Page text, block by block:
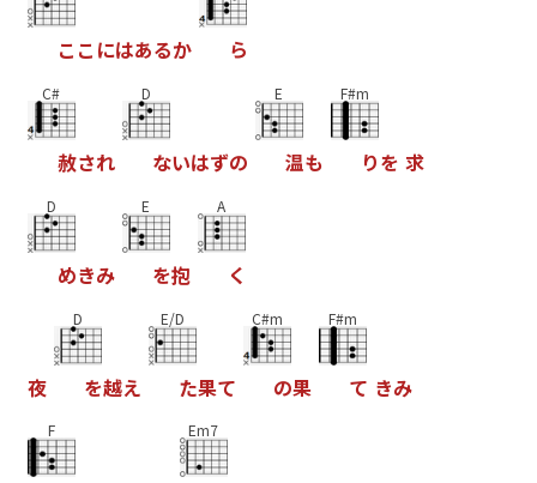
こ こ にはあるか ら
C#
赦され
D
ないはずの
E
温も
F#m
りを 求
D
めきみ
E
を抱
A
く
夜
D
を越え
E/D
た果て
C#m
の果
F#m
て きみ
F Em7